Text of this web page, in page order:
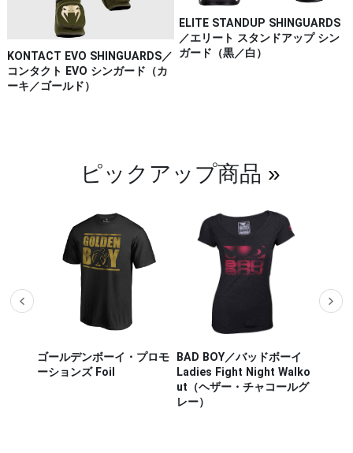
KONTACT EVO SHINGUARDS／
コンタクト EVO シンガード（カ
ーキ／ゴールド）
ELITE STANDUP SHINGUARDS
／エリート スタンドアップ シン
ガード（黒／白）
ピックアップ商品 »
ゴールデンボーイ・プロモ
ーションズ Foil
BAD BOY／バッドボーイ
Ladies Fight Night Walko
ut（ヘザー・チャコールグ
レー）